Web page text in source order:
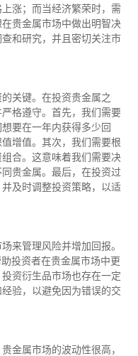
涨；而当经济繁荣时，需
贵金属市场中做出明智决
和研究，并且密切关注市
关键。在投资贵金属之
格遵守。首先，我们需要
要在一年内获得多少回
增值。其次，我们需要根
合。这意味着我们需要决
贵金属。最后，在投资过
及时调整投资策略，以适
来管理风险并增加回报。
投资者在贵金属市场中更
资衍生品市场也存在一定
验，以避免因为错误的交
金属市场的波动性很高，